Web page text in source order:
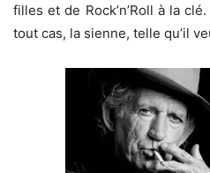
filles et de Rock’n’Roll à la
tout cas, la sienne, telle qu’il